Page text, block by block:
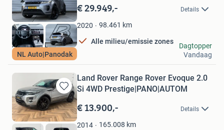
in
Mijn
Favorieten
NL Auto|Panodak
€ 29.949,- Details
2020 98.461 km
Alle milieu/emissie zones
Autobaan B.V.
Lelystad
Dagtopper
Vandaag
Bewaren
in
Mijn
Favorieten
Land Rover Range Rover Evoque 2.0
Si 4WD Prestige|PANO|AUTOM
€ 13.900,- Details
2014 165.008 km